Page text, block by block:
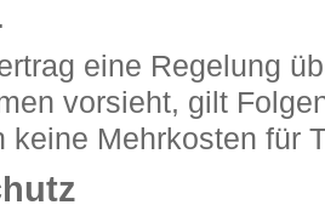
eine Regelung
vorsieht, gilt
keine Mehrkosten für